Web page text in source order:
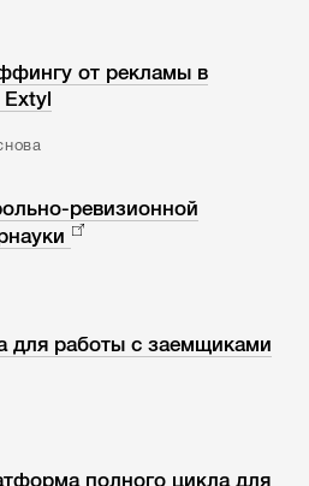
от рекламы в
ревизионной
для работы с заемщиками
полного цикла для